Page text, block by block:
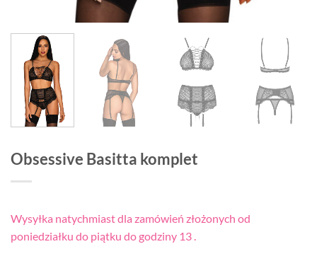
Obsessive Basitta komplet
Wysyłka natychmiast dla zamówień złożonych od
poniedziałku do piątku do godziny 13 .